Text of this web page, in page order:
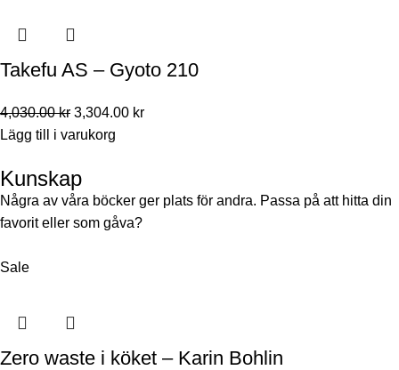
Takefu AS – Gyoto 210
4,030.00kr 3,304.00 kr
Lägg till i varukorg
Kunskap
Några av våra böcker ger plats för andra. Passa på att hitta din
favorit eller som gåva?
Sale
Zero waste i köket – Karin Bohlin